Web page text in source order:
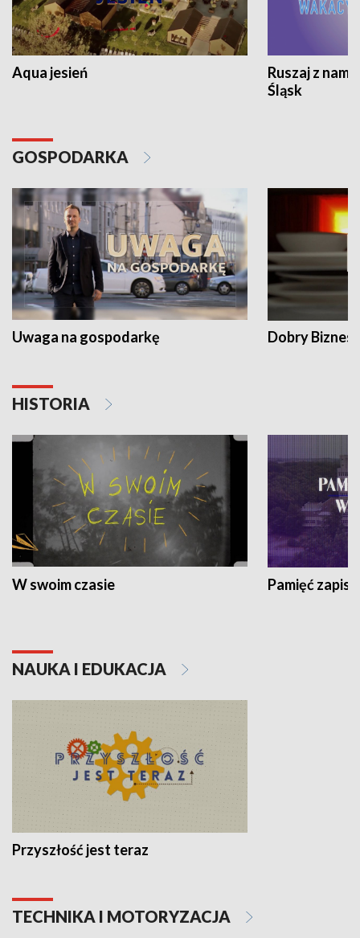
Aqua jesień
Ruszaj z
Śląsk
GOSPODARKA
Uwaga na gospodarkę Dobry Biznes
HISTORIA
W swoim czasie Pamięć
NAUKA I EDUKACJA
Przyszłość jest teraz
TECHNIKA I MOTORYZACJA